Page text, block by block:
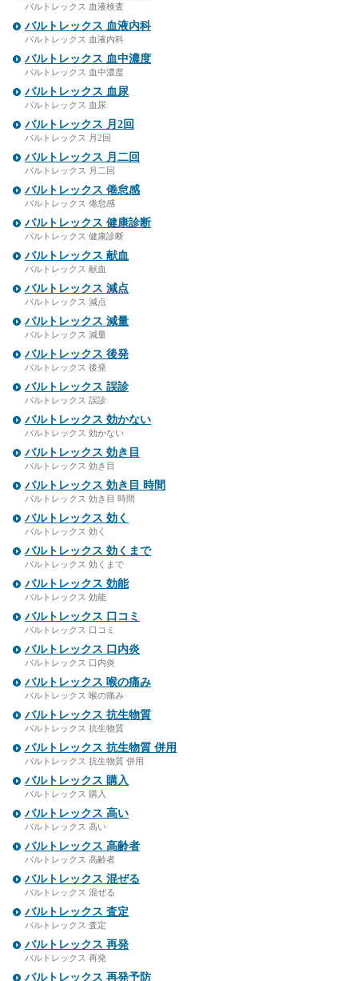
バルトレックス 血液検査
バルトレックス 血液内科
バルトレックス 血液内科
バルトレックス 血中濃度
バルトレックス 血中濃度
バルトレックス 血尿
バルトレックス 血尿
バルトレックス 月2回
バルトレックス 月2回
バルトレックス 月二回
バルトレックス 月二回
バルトレックス 倦怠感
バルトレックス 倦怠感
バルトレックス 健康診断
バルトレックス 健康診断
バルトレックス 献血
バルトレックス 献血
バルトレックス 減点
バルトレックス 減点
バルトレックス 減量
バルトレックス 減量
バルトレックス 後発
バルトレックス 後発
バルトレックス 誤診
バルトレックス 誤診
バルトレックス 効かない
バルトレックス 効かない
バルトレックス 効き目
バルトレックス 効き目
バルトレックス 効き目 時間
バルトレックス 効き目 時間
バルトレックス 効く
バルトレックス 効く
バルトレックス 効くまで
バルトレックス 効くまで
バルトレックス 効能
バルトレックス 効能
バルトレックス 口コミ
バルトレックス 口コミ
バルトレックス 口内炎
バルトレックス 口内炎
バルトレックス 喉の痛み
バルトレックス 喉の痛み
バルトレックス 抗生物質
バルトレックス 抗生物質
バルトレックス 抗生物質 併用
バルトレックス 抗生物質 併用
バルトレックス 購入
バルトレックス 購入
バルトレックス 高い
バルトレックス 高い
バルトレックス 高齢者
バルトレックス 高齢者
バルトレックス 混ぜる
バルトレックス 混ぜる
バルトレックス 査定
バルトレックス 査定
バルトレックス 再発
バルトレックス 再発
バルトレックス 再発予防